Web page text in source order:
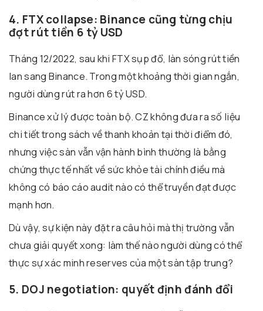
4. FTX collapse: Binance cũng từng chịu
đợt rút tiền 6 tỷ USD
Tháng 12/2022, sau khi FTX sụp đổ, làn sóng rút tiền
lan sang Binance. Trong một khoảng thời gian ngắn,
người dùng rút ra hơn 6 tỷ USD.
Binance xử lý được toàn bộ. CZ không đưa ra số liệu
chi tiết trong sách về thanh khoản tại thời điểm đó,
nhưng việc sàn vẫn vận hành bình thường là bằng
chứng thực tế nhất về sức khỏe tài chính điều mà
không có báo cáo audit nào có thể truyền đạt được
mạnh hơn.
Dù vậy, sự kiện này đặt ra câu hỏi mà thị trường vẫn
chưa giải quyết xong: làm thế nào người dùng có thể
thực sự xác minh reserves của một sàn tập trung?
5. DOJ negotiation: quyết định đánh đổi